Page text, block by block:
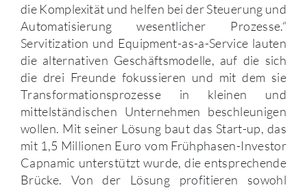
die Komplexität und helfen bei der Steuerung und
Automatisierung wesentlicher Prozesse.“
Servitization und Equipment-as-a-Service lauten
die alternativen Geschäftsmodelle, auf die sich
die drei Freunde fokussieren und mit dem sie
Transformationsprozesse in kleinen und
mittelständischen Unternehmen beschleunigen
wollen. Mit seiner Lösung baut das Start-up, das
mit 1,5 Millionen Euro vom Frühphasen-Investor
Capnamic unterstützt wurde, die entsprechende
Brücke. Von der Lösung profitieren sowohl